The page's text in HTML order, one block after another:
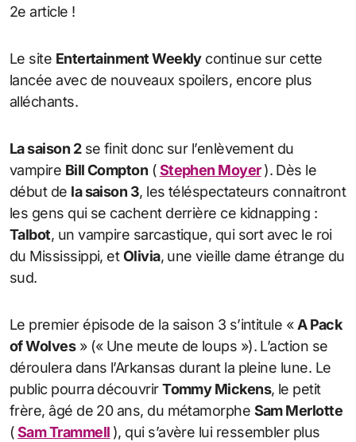
2e article !
Le site Entertainment Weeklycontinue sur cette
lancée avec de nouveaux spoilers, encore plus
alléchants.
La saison 2se finit donc sur l’enlèvement du
vampire Bill Compton (Stephen Moyer ). Dès le
début de la saison 3, les téléspectateurs connaitront
les gens qui se cachent derrière ce kidnapping :
Talbot, un vampire sarcastique, qui sort avec le roi
du Mississippi, etOlivia, une vieille dame étrange du
sud.
Le premier épisode de la saison 3 s’intitule «A Pack
of Wolves» (« Une meute de loups »). L’action se
déroulera dans l’Arkansas durant la pleine lune. Le
public pourra découvrirTommy Mickens, le petit
frère, âgé de 20 ans, du métamorphe Sam Merlotte
(Sam Trammell ), qui s’avère lui ressembler plus